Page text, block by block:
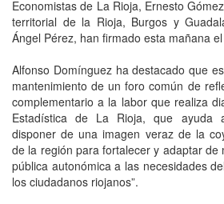
Economistas de La Rioja, Ernesto
territorial de la Rioja, Burgos y
Ángel Pérez, han firmado esta mañana
Alfonso Domínguez ha destacado que
mantenimiento de un foro común de
complementario a la labor que realiza
Estadística de La Rioja, que ayuda
disponer de una imagen veraz de la
de la región para fortalecer y adaptar de
pública autonómica a las necesidades
los ciudadanos riojanos”.